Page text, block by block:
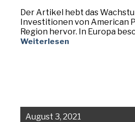
Der Artikel hebt das
Investitionen von American
Region hervor. In Europa
Weiterlesen
August 3, 2021